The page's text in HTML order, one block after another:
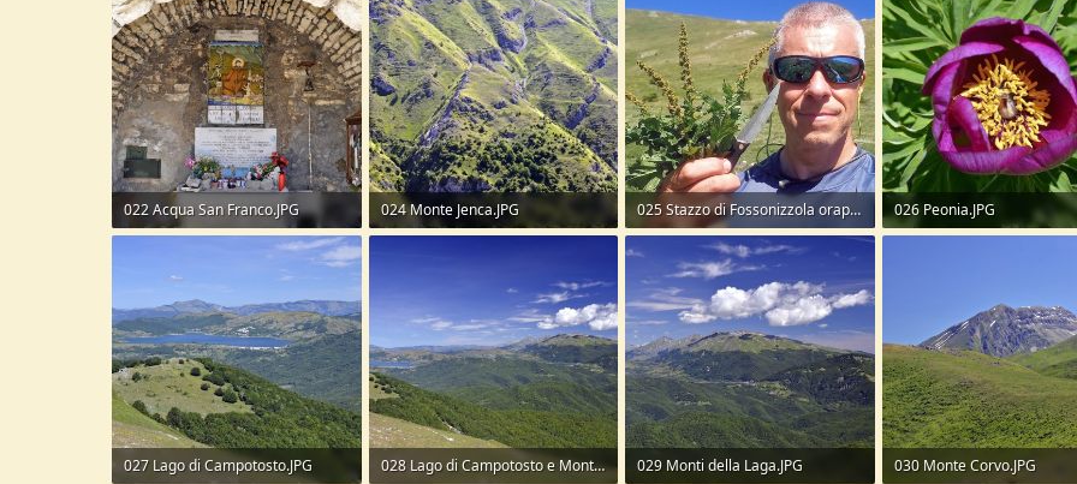
022 Acqua San Franco.JPG
024 Monte Jenca.JPG
025 Stazzo di Fossonizzola orapi.JPG
294,2 KB · Visite: 52
026 Peonia.JPG
027 Lago di Campotosto.JPG
028 Lago di Campotosto e Monti della Laga.JPG
029 Monti della Laga.JPG
030 Monte Corvo.JPG